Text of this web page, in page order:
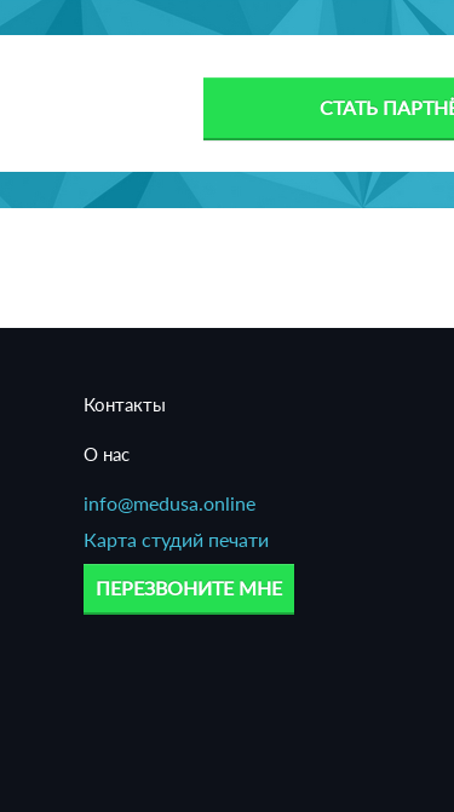
СТАТЬ
Контакты
О нас
info@medusa.online
Карта студий печати
ПЕРЕЗВОНИТЕ МНЕ